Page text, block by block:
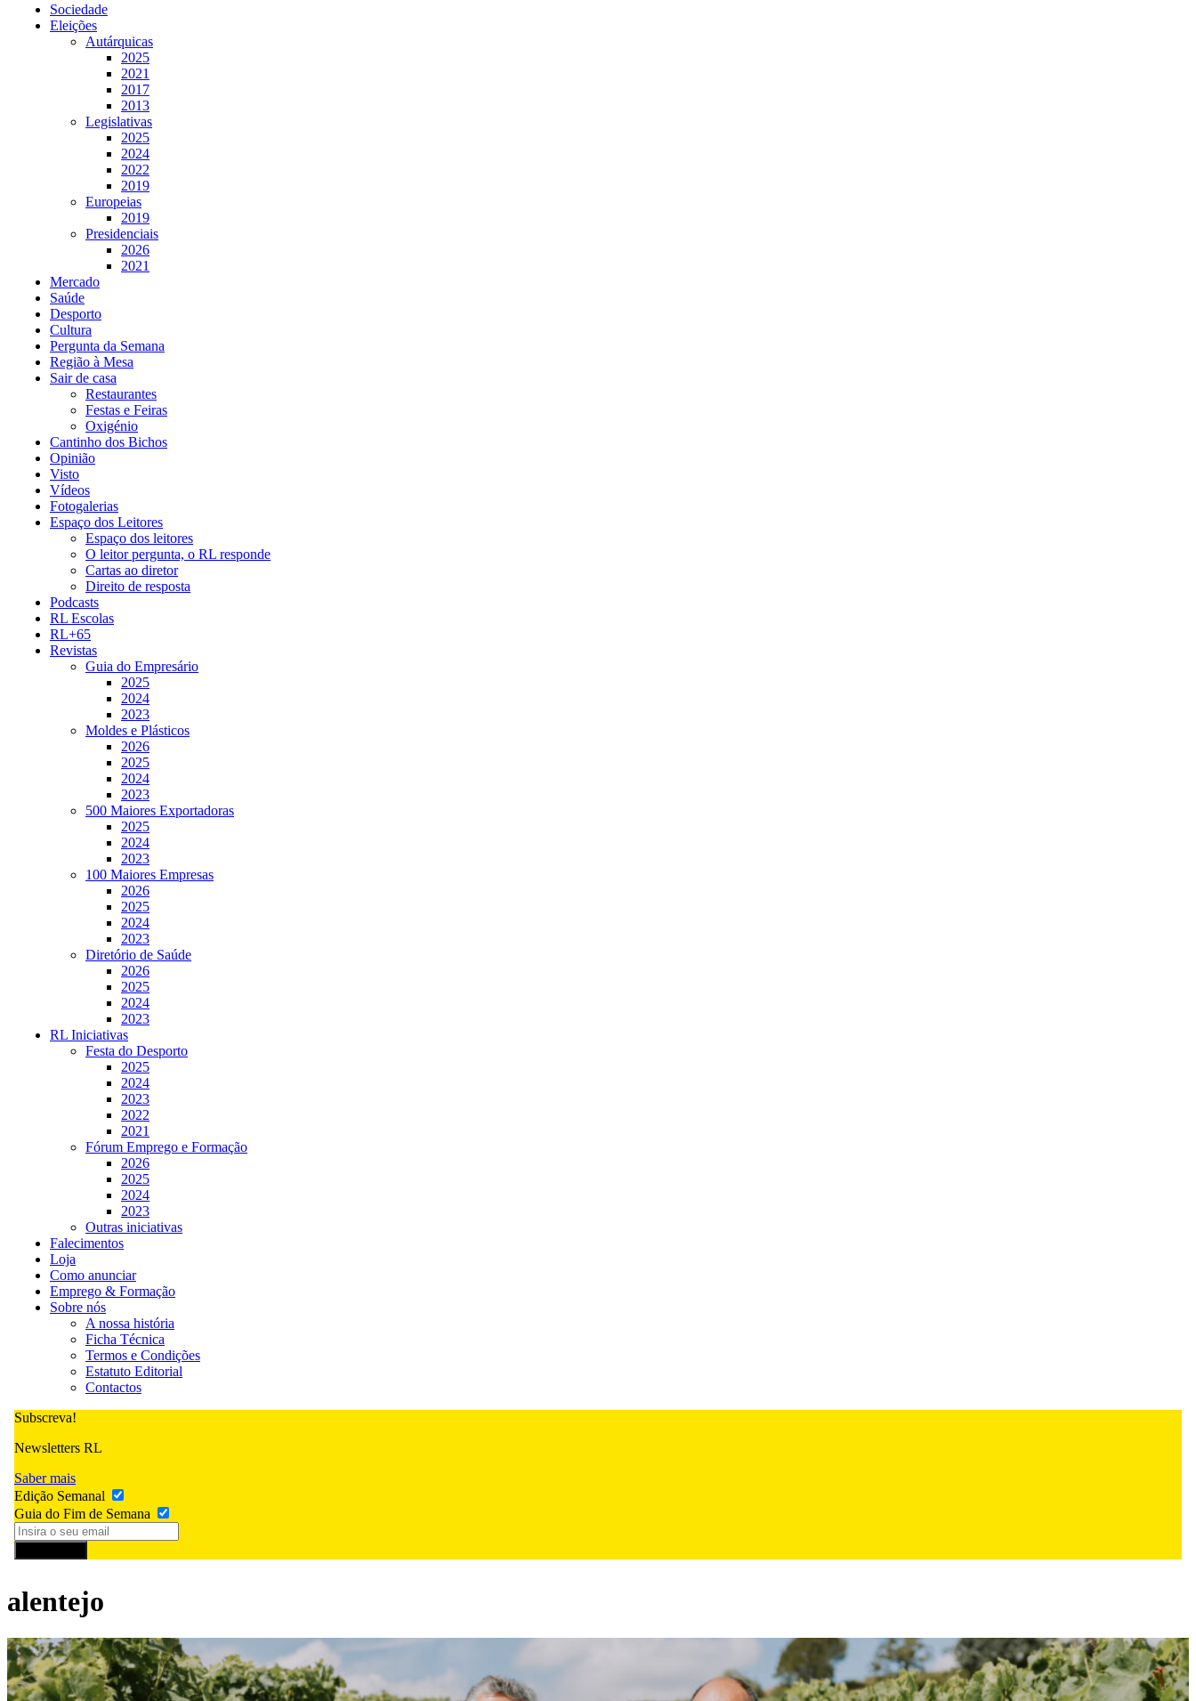
Sociedade
Eleições
Autárquicas
2025
2021
2017
2013
Legislativas
2025
2024
2022
2019
Europeias
2019
Presidenciais
2026
2021
Mercado
Saúde
Desporto
Cultura
Pergunta da Semana
Região à Mesa
Sair de casa
Restaurantes
Festas e Feiras
Oxigénio
Cantinho dos Bichos
Opinião
Visto
Vídeos
Fotogalerias
Espaço dos Leitores
Espaço dos leitores
O leitor pergunta, o RL responde
Cartas ao diretor
Direito de resposta
Podcasts
RL Escolas
RL+65
Revistas
Guia do Empresário
2025
2024
2023
Moldes e Plásticos
2026
2025
2024
2023
500 Maiores Exportadoras
2025
2024
2023
100 Maiores Empresas
2026
2025
2024
2023
Diretório de Saúde
2026
2025
2024
2023
RL Iniciativas
Festa do Desporto
2025
2024
2023
2022
2021
Fórum Emprego e Formação
2026
2025
2024
2023
Outras iniciativas
Falecimentos
Loja
Como anunciar
Emprego & Formação
Sobre nós
A nossa história
Ficha Técnica
Termos e Condições
Estatuto Editorial
Contactos
Subscreva!
Newsletters RL
Saber mais
Edição Semanal
Guia do Fim de Semana
alentejo